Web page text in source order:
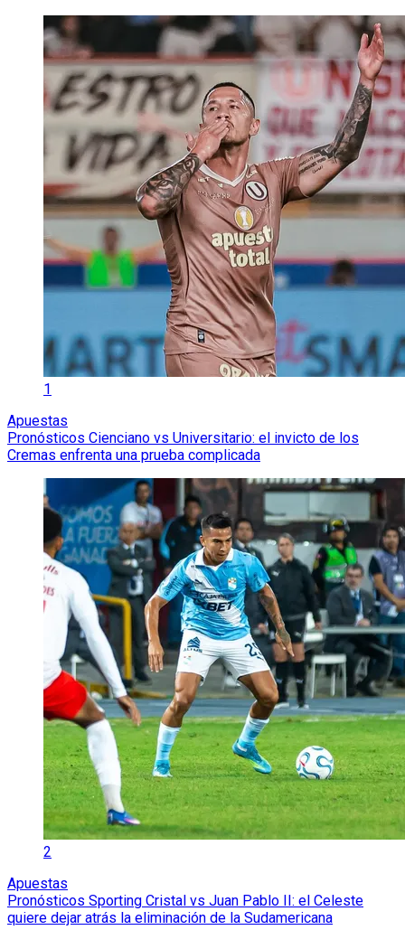
1
Apuestas
Pronósticos Cienciano vs Universitario: el invicto de los
Cremas enfrenta una prueba complicada
2
Apuestas
Pronósticos Sporting Cristal vs Juan Pablo II: el Celeste
quiere dejar atrás la eliminación de la Sudamericana